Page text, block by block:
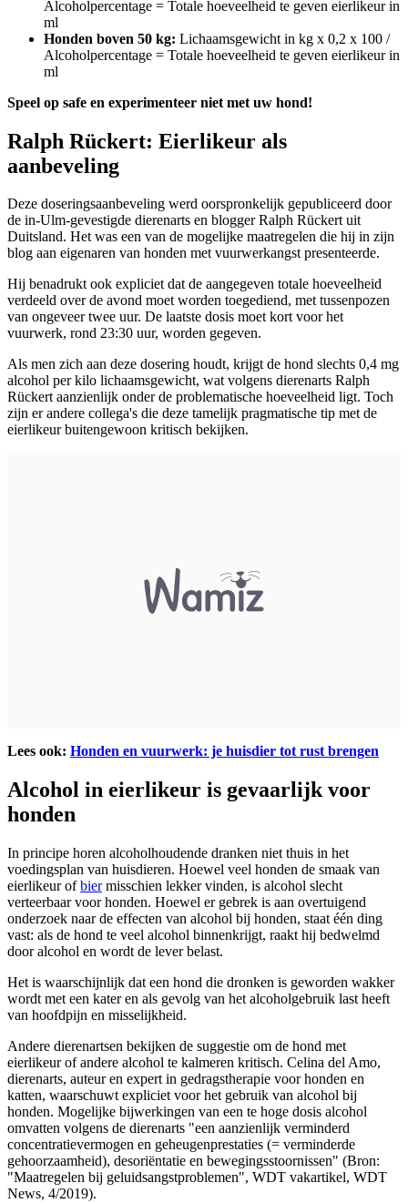
Alcoholpercentage = Totale hoeveelheid te geven eierlikeur in
ml
Honden boven 50 kg: Lichaamsgewicht in kg x 0,2 x 100 /
Alcoholpercentage = Totale hoeveelheid te geven eierlikeur in
ml
Speel op safe en experimenteer niet met uw hond!
Ralph Rückert: Eierlikeur als
aanbeveling
Deze doseringsaanbeveling werd oorspronkelijk gepubliceerd door
de in-Ulm-gevestigde dierenarts en blogger Ralph Rückert uit
Duitsland. Het was een van de mogelijke maatregelen die hij in zijn
blog aan eigenaren van honden met vuurwerkangst presenteerde.
Hij benadrukt ook expliciet dat de aangegeven totale hoeveelheid
verdeeld over de avond moet worden toegediend, met tussenpozen
van ongeveer twee uur. De laatste dosis moet kort voor het
vuurwerk, rond 23:30 uur, worden gegeven.
Als men zich aan deze dosering houdt, krijgt de hond slechts 0,4 mg
alcohol per kilo lichaamsgewicht, wat volgens dierenarts Ralph
Rückert aanzienlijk onder de problematische hoeveelheid ligt. Toch
zijn er andere collega's die deze tamelijk pragmatische tip met de
eierlikeur buitengewoon kritisch bekijken.
Lees ook: Honden en vuurwerk: je huisdier tot rust brengen
Alcohol in eierlikeur is gevaarlijk voor
honden
In principe horen alcoholhoudende dranken niet thuis in het
voedingsplan van huisdieren. Hoewel veel honden de smaak van
eierlikeur ofbiermisschien lekker vinden, is alcohol slecht
verteerbaar voor honden. Hoewel er gebrek is aan overtuigend
onderzoek naar de effecten van alcohol bij honden, staat één ding
vast: als de hond te veel alcohol binnenkrijgt, raakt hij bedwelmd
door alcohol en wordt de lever belast.
Het is waarschijnlijk dat een hond die dronken is geworden wakker
wordt met een kater en als gevolg van het alcoholgebruik last heeft
van hoofdpijn en misselijkheid.
Andere dierenartsen bekijken de suggestie om de hond met
eierlikeur of andere alcohol te kalmeren kritisch. Celina del Amo,
dierenarts, auteur en expert in gedragstherapie voor honden en
katten, waarschuwt expliciet voor het gebruik van alcohol bij
honden. Mogelijke bijwerkingen van een te hoge dosis alcohol
omvatten volgens de dierenarts "een aanzienlijk verminderd
concentratievermogen en geheugenprestaties (= verminderde
gehoorzaamheid), desoriëntatie en bewegingsstoornissen" (Bron:
"Maatregelen bij geluidsangstproblemen", WDT vakartikel, WDT
News, 4/2019).